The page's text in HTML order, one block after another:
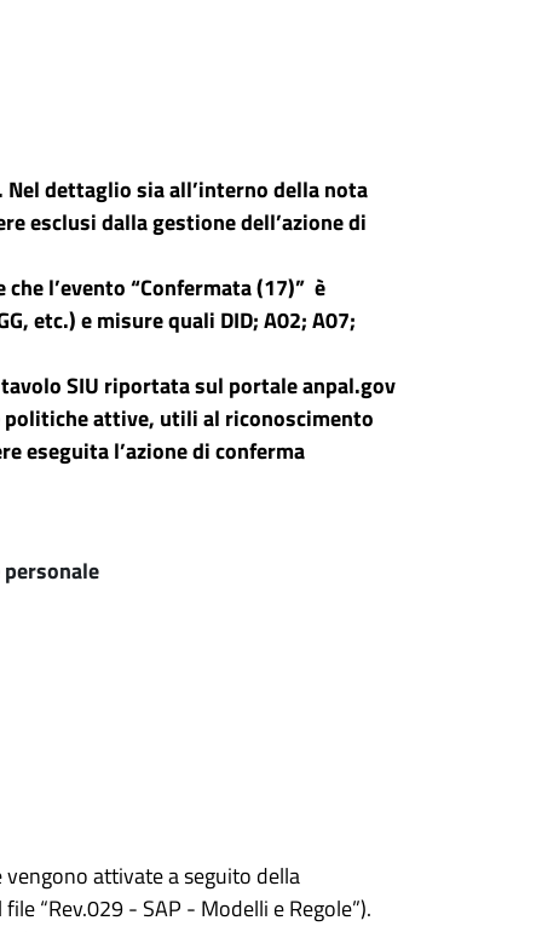
Nel dettaglio sia all’interno della nota
esclusi dalla gestione dell’azione di
l’evento “Confermata (17)” è
etc.) e misure quali DID; A02; A07;
SIU riportata sul portale anpal.gov
attive, utili al riconoscimento
eseguita l’azione di conferma
attivate a seguito della
“Rev.029 - SAP - Modelli e Regole”).